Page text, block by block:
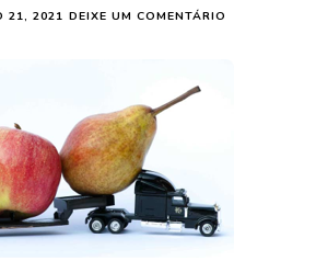
21, 2021 DEIXE UM COMENTÁRIO